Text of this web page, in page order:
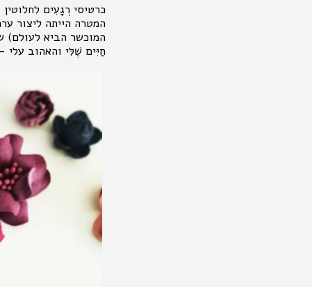
כרטיסי רְגָעִים
המטרה הייתה ליצור
המוכשר הביא לעולם)
חַיִּים שֶׁלִּי והאהוב